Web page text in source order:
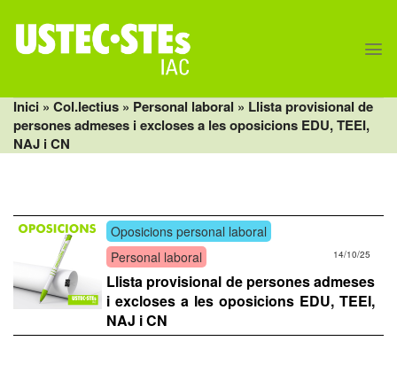
content
Inici » Col.lectius » Personal laboral » Llista provisional de
persones admeses i excloses a les oposicions EDU, TEEI,
NAJ i CN
Oposicions personal laboral
Personal laboral
14/10/25
Llista provisional de persones admeses
i excloses a les oposicions EDU, TEEI,
NAJ i CN